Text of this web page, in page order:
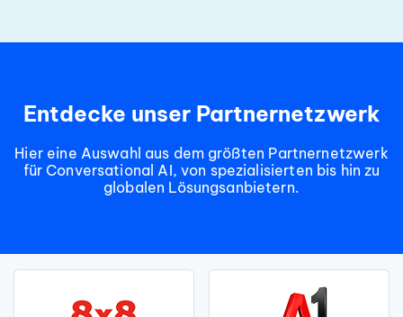
Entdecke unser Partnernetzwerk
Hier eine Auswahl aus dem größten Partnernetzwerk
für Conversational AI, von spezialisierten bis hin zu
globalen Lösungsanbietern.